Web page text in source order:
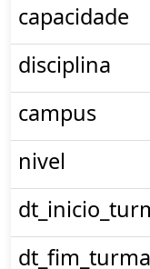
capacidade
disciplina
campus
nivel
dt_fim_turma